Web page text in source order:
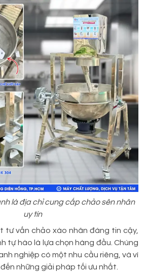
là địa chỉ cung cấp chảo sên nhân
uy tín
tư vấn chảo xào nhân đáng tin cậy,
tự hào là lựa chọn hàng đầu. Chúng
nghiệp có một nhu cầu riêng, và vì
những giải pháp tối ưu nhất.